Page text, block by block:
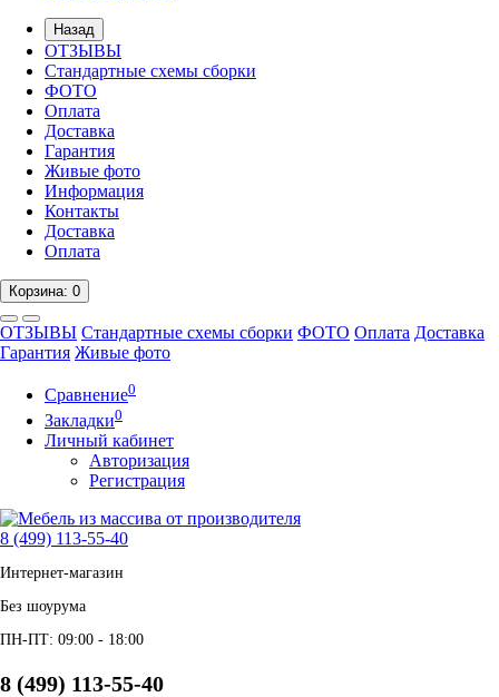
Назад
ОТЗЫВЫ
Стандартные схемы сборки
ФОТО
Оплата
Доставка
Гарантия
Живые фото
Информация
Контакты
Доставка
Оплата
Корзина: 0
ОТЗЫВЫ Стандартные схемы сборки ФОТО Оплата Доставка
Гарантия Живые фото
Сравнение0
Закладки0
Личный кабинет
Авторизация
Регистрация
8 (499) 113-55-40
Интернет-магазин
Без шоурума
ПН-ПТ: 09:00 - 18:00
8 (499) 113-55-40